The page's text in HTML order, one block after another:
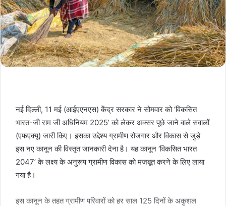
नई दिल्ली, 11 मई (आईएएनएस) केंद्र सरकार ने सोमवार को ‘विकसित
भारत-जी राम जी अधिनियम 2025’ को लेकर अक्सर पूछे जाने वाले सवालों
(एफएक्यू) जारी किए। इसका उद्देश्य ग्रामीण रोजगार और विकास से जुड़े
इस नए कानून की विस्तृत जानकारी देना है। यह कानून ‘विकसित भारत
2047’ के लक्ष्य के अनुरूप ग्रामीण विकास को मजबूत करने के लिए लाया
गया है।
इस कानून के तहत ग्रामीण परिवारों को हर साल 125 दिनों के अकुशल